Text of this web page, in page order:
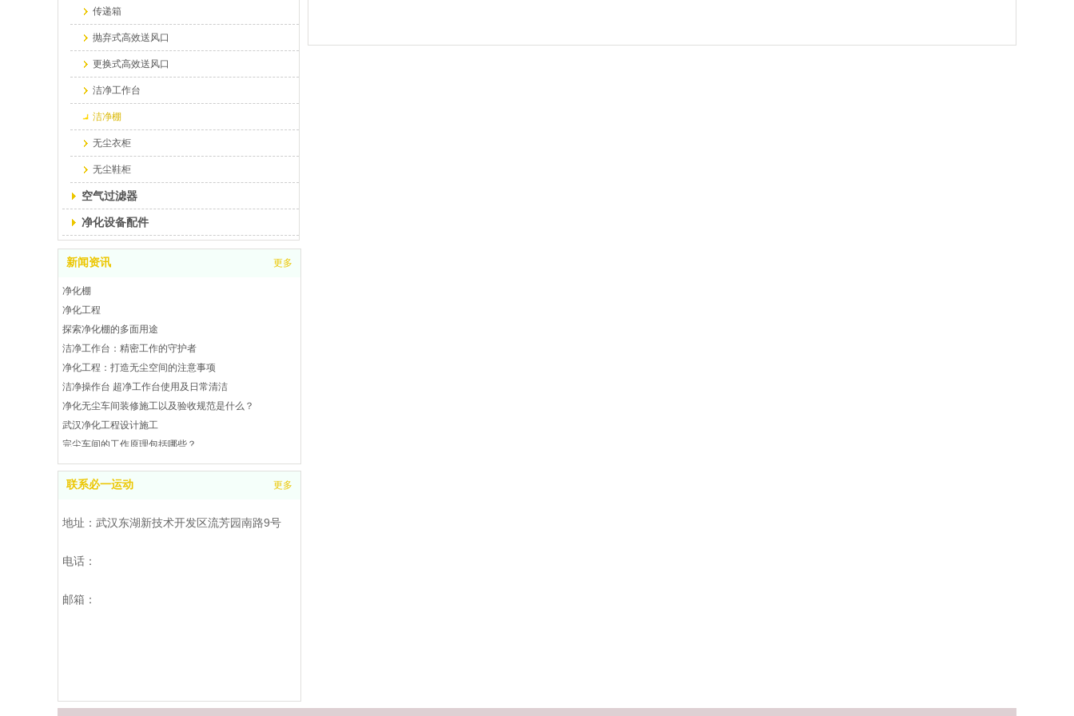
传递箱
抛弃式高效送风口
更换式高效送风口
洁净工作台
洁净棚
无尘衣柜
无尘鞋柜
空气过滤器
净化设备配件
新闻资讯 更多
净化棚
净化工程
探索净化棚的多面用途
洁净工作台：精密工作的守护者
净化工程：打造无尘空间的注意事项
洁净操作台 超净工作台使用及日常清洁
净化无尘车间装修施工以及验收规范是什么？
武汉净化工程设计施工
完尘车间的工作原理包括哪些？
武汉完尘车间是什么？处理工业废气和废水
武汉洁净操作台操作指南
武汉空气净化工程是什么
如何处理净化工程
洁净厂房净化空气的几种方法
联系必一运动 更多
地址：武汉东湖新技术开发区流芳园南路9号
电话：
邮箱：